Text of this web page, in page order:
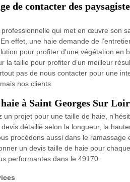
de contacter des
professionnelle qui met en œuvre son
effet, une haie demande de
pour profiter d'une végétation en
la taille pour profiter d’un meilleur
pas de nous contacter pour une
nos clients.
à Saint Georges Sur
un projet pour une taille de haie,
détaillé selon la longueur, la
procédons aussi dans le ramassage
un devis taille de haie pour
performantes dans le 49170.